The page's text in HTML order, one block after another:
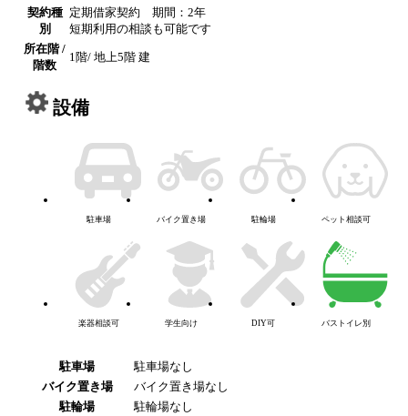
契約種
別
定期借家契約 期間：2年
短期利用の相談も可能です
所在階 /
階数
1階/ 地上5階 建
設備
駐車場 バイク置き場 駐輪場 ペット相談可
楽器相談可 学生向け DIY可 バストイレ別
駐車場
駐車場なし
バイク置き場
バイク置き場なし
駐輪場
駐輪場なし